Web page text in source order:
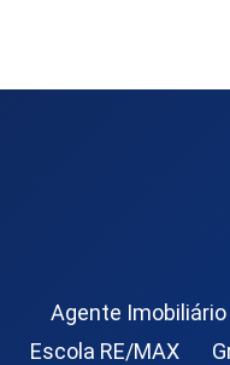
Agente Imobiliário
Escola RE/MAX